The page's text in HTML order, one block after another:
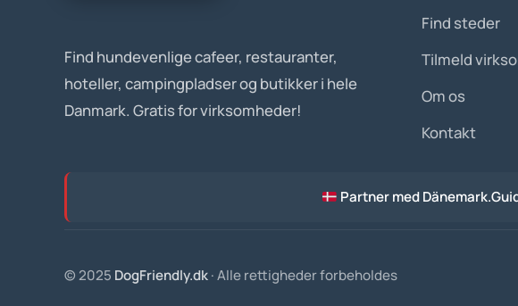
Find hundevenlige cafeer, restauranter,
hoteller, campingpladser og butikker i hele
Danmark. Gratis for virksomheder!
Find steder
Tilmeld
Om os
Kontakt
Partner med
© 2025 DogFriendly.dk· Alle rettigheder forbeholdes